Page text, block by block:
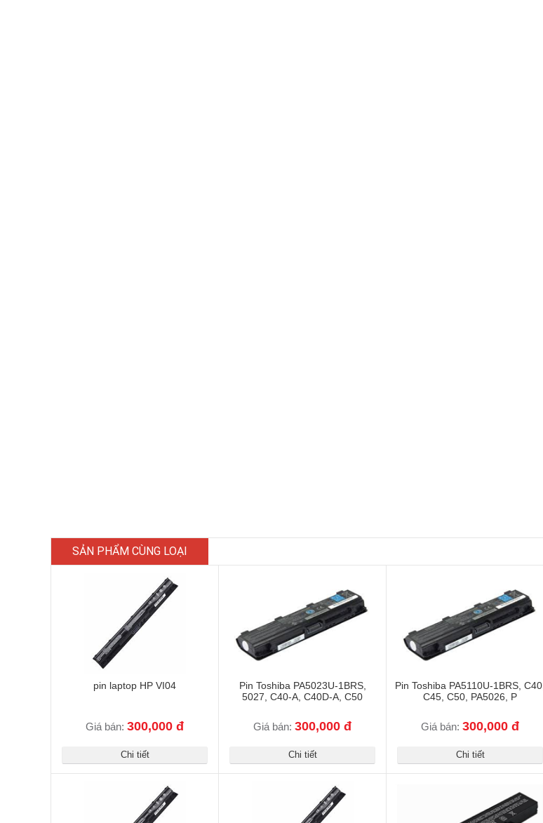
SẢN PHẨM CÙNG LOẠI
pin laptop HP VI04
Giá bán: 300,000 đ
Chi tiết
Pin Toshiba PA5023U-1BRS,
5027, C40-A, C40D-A, C50
Giá bán: 300,000 đ
Chi tiết
Pin Toshiba PA5110U-1BRS, C40,
C45, C50, PA5026, P
Giá bán: 300,000 đ
Chi tiết